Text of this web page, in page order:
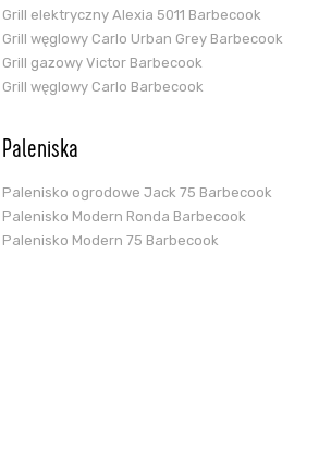
Grill elektryczny Alexia 5011 Barbecook
Grill węglowy Carlo Urban Grey Barbecook
Grill gazowy Victor Barbecook
Grill węglowy Carlo Barbecook
Paleniska
Palenisko ogrodowe Jack 75 Barbecook
Palenisko Modern Ronda Barbecook
Palenisko Modern 75 Barbecook